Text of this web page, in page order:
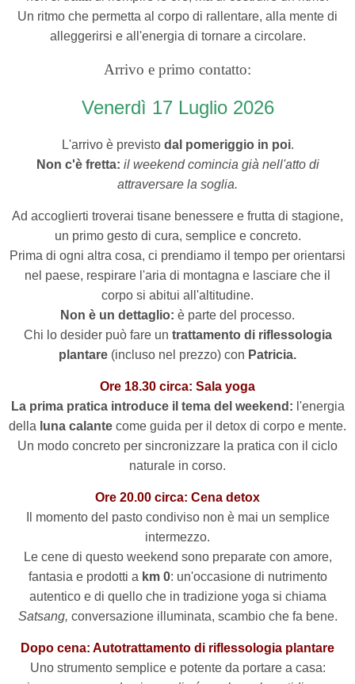
Un ritmo che permetta al corpo di rallentare, alla mente di
alleggerirsi e all'energia di tornare a circolare.
Arrivo e primo contatto:
Venerdì 17 Luglio2026
L'arrivo è previsto dal pomeriggio in poi.
Non c'è fretta: il weekend comincia già nell'atto di
attraversare la soglia.
Ad accoglierti troverai tisane benessere e frutta di stagione,
un primo gesto di cura, semplice e concreto.
Prima di ogni altra cosa, ci prendiamo il tempo per orientarsi
nel paese, respirare l'aria di montagna e lasciare che il
corpo si abitui all'altitudine.
Non è un dettaglio: è parte del processo.
Chi lo desider può fare un trattamento di riflessologia
plantare (incluso nel prezzo) con Patricia.
Ore 18.30 circa: Sala yoga
La prima pratica introduce il tema del weekend: l'energia
della luna calante come guida per il detox di corpo e mente.
Un modo concreto per sincronizzare la pratica con il ciclo
naturale in corso.
Ore 20.00 circa: Cena detox
Il momento del pasto condiviso non è mai un semplice
intermezzo.
Le cene di questo weekend sono preparate con amore,
fantasia e prodotti a km 0: un'occasione di nutrimento
autentico e di quello che in tradizione yoga si chiama
Satsang, conversazione illuminata, scambio che fa bene.
Dopo cena: Autotrattamento di riflessologia plantare
Uno strumento semplice e potente da portare a casa: